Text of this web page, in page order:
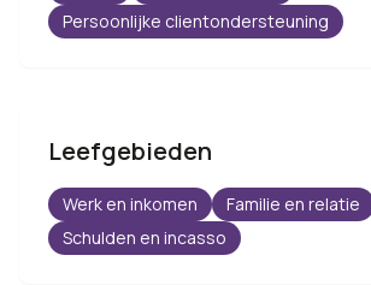
Persoonlijke clientondersteuning
Leefgebieden
Werk en inkomen
Familie en relatie
Schulden en incasso